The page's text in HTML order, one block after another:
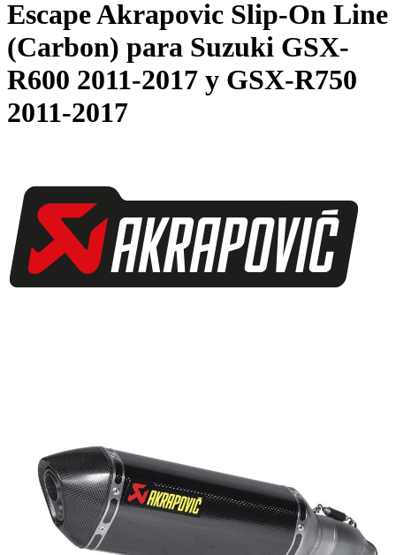
Escape Akrapovic Slip-On Line
(Carbon) para Suzuki GSX-
R600 2011-2017 y GSX-R750
2011-2017